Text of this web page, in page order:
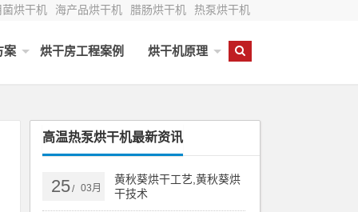
菌烘干机 海产品烘干机 腊肠烘干机 热泵烘干机
案 烘干房工程案例 烘干机原理
高温热泵烘干机最新资讯
25/ 03月
黄秋葵烘干工艺,黄秋葵烘
干技术